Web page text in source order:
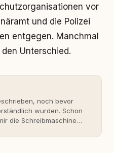
vor
und die Polizei
entgegen. Manchmal
Unterschied.
noch bevor
wurden. Schon
die Schreibmaschine
Beobachtungen,